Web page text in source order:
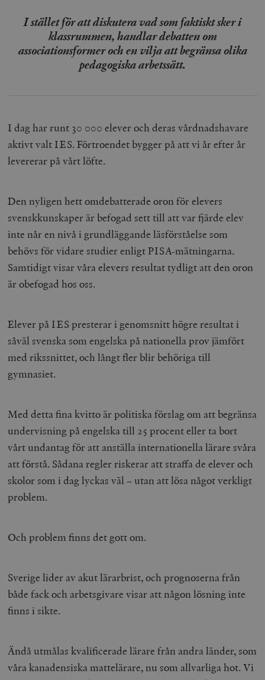
I stället för att diskutera vad som faktiskt sker i
klassrummen, handlar debatten om
associationsformer och en vilja att begränsa olika
pedagogiska arbetssätt.
I dag har runt 30 000 elever och deras vårdnadshavare
aktivt valt IES. Förtroendet bygger på att vi år efter år
levererar på vårt löfte.
Den nyligen hett omdebatterade oron för elevers
svenskkunskaper är befogad sett till att var fjärde elev
inte når en nivå i grundläggande läsförståelse som
behövs för vidare studier enligt PISA-mätningarna.
Samtidigt visar våra elevers resultat tydligt att den oron
är obefogad hos oss.
Elever på IES presterar i genomsnitt högre resultat i
såväl svenska som engelska på nationella prov jämfört
med rikssnittet, och långt fler blir behöriga till
gymnasiet.
Med detta fina kvitto är politiska förslag om att begränsa
undervisning på engelska till 25 procent eller ta bort
vårt undantag för att anställa internationella lärare svåra
att förstå. Sådana regler riskerar att straffa de elever och
skolor som i dag lyckas väl – utan att lösa något verkligt
problem.
Och problem finns det gott om.
Sverige lider av akut lärarbrist, och prognoserna från
både fack och arbetsgivare visar att någon lösning inte
finns i sikte.
Ändå utmålas kvalificerade lärare från andra länder, som
våra kanadensiska mattelärare, nu som allvarliga hot. Vi